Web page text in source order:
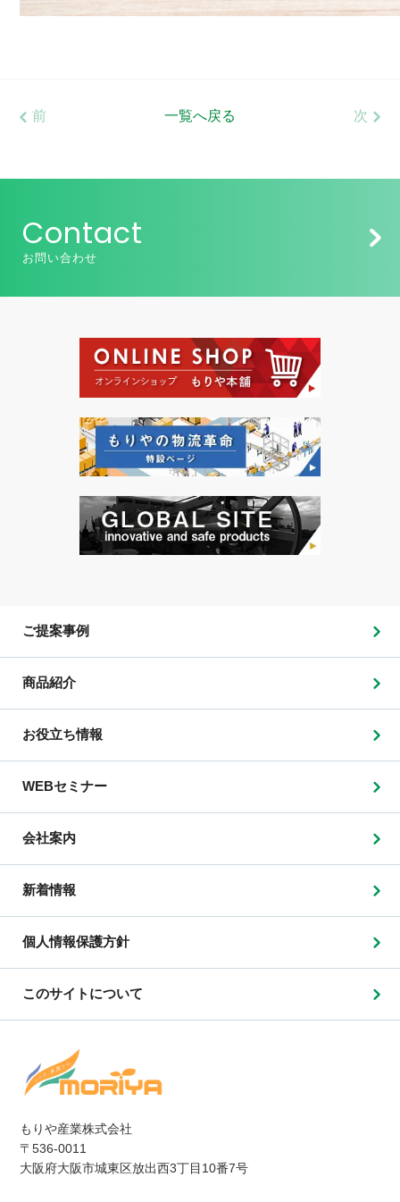
前 一覧へ戻る 次
Contact
お問い合わせ
もりや産業株式会社
〒536-0011
大阪府大阪市城東区放出西3丁目10番7号
ご提案事例
商品紹介
お役立ち情報
WEBセミナー
会社案内
新着情報
個人情報保護方針
このサイトについて